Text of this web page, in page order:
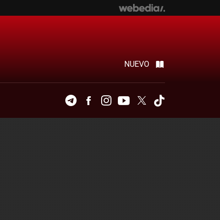
NUEVO
TelegramFacebookInstagramYoutubeTwitter